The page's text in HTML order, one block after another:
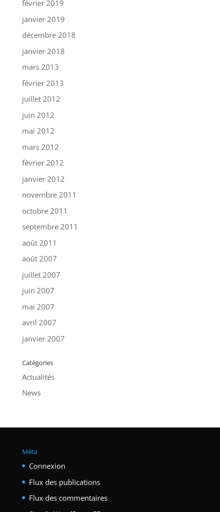
février 2019
janvier 2019
décembre 2018
janvier 2018
mars 2013
février 2013
juillet 2012
juin 2012
mai 2012
mars 2012
février 2012
janvier 2012
novembre 2011
octobre 2011
septembre 2011
août 2011
août 2007
juillet 2007
juin 2007
mai 2007
avril 2007
janvier 2007
Catégories
Actualités
News
Méta
Connexion
Flux des publications
Flux des commentaires